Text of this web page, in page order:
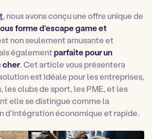
, nous avons conçu une offre unique de
forme d’escape game et
non seulement amusante et
égalementparfaite pour un
cher. Cet article vous présentera
est idéale pour les entreprises,
les clubs de sport, les PME, et les
elle se distingue comme la
d’intégration économique et rapide.